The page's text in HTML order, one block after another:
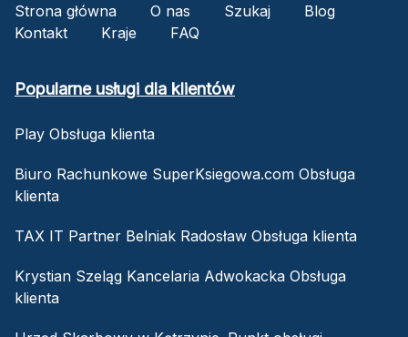
Strona główna O nas Szukaj
Blog
Kontakt
Kraje FAQ
Popularne usługi dla klientów
Play Obsługa klienta
Biuro Rachunkowe SuperKsiegowa.com Obsługa
klienta
TAX IT Partner Belniak Radosław Obsługa klienta
Krystian Szeląg Kancelaria Adwokacka Obsługa
klienta